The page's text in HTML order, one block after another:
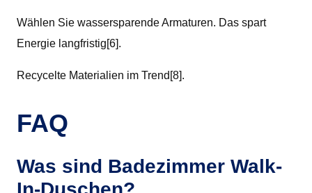
Wählen Sie wassersparende Armaturen. Das spart
Energie langfristig[6].
Recycelte Materialien im Trend[8].
FAQ
Was sind Badezimmer Walk-